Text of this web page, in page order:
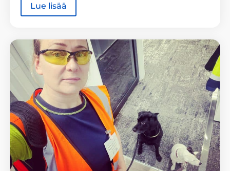
Lue lisää